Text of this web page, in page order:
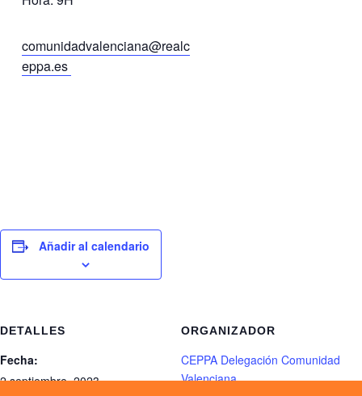
comunidadvalenciana@realc
eppa.es
Añadir al calendario
DETALLES
Fecha:
2 septiembre, 2023
ORGANIZADOR
CEPPA Delegación Comunidad
Valenciana